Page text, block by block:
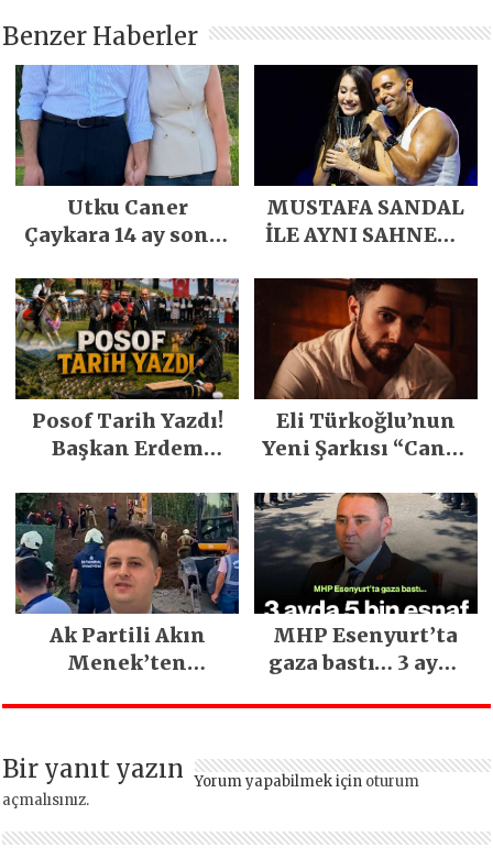
Benzer Haberler
Utku Caner
Çaykara 14 ay sonra
kavuştu
MUSTAFA SANDAL
İLE AYNI SAHNEDE
Posof Tarih Yazdı!
Başkan Erdem
Emeğiyle Son
Yılların En Büyük
Festivali
Gerçekleşti
Eli Türkoğlu’nun
Yeni Şarkısı “Canın
İlgi Gördü!..
Ak Partili Akın
Menek’ten
heyelan sonrası
MHP Esenyurt’ta
gaza bastı… 3 ayda
edildi
Bir yanıt yazın Yorum yapabilmek için oturum
açmalısınız.